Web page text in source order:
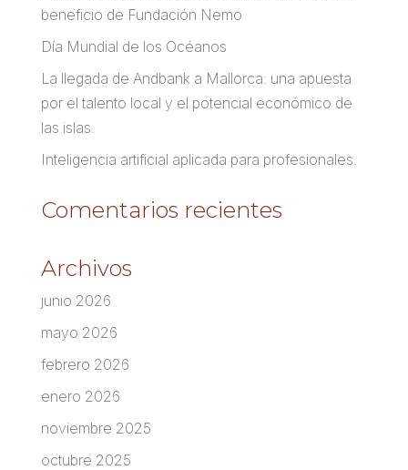
beneficio de Fundación Nemo
Día Mundial de los Océanos
La llegada de Andbank a Mallorca: una apuesta
por el talento local y el potencial económico de
las islas.
Inteligencia artificial aplicada para profesionales.
Comentarios recientes
Archivos
junio 2026
mayo 2026
febrero 2026
enero 2026
noviembre 2025
octubre 2025